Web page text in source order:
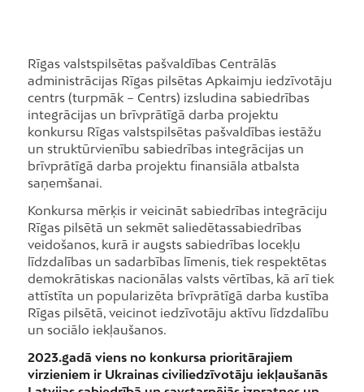
Rīgas valstspilsētas pašvaldības Centrālās
administrācijas Rīgas pilsētas Apkaimju iedzīvotāju
centrs (turpmāk – Centrs) izsludina sabiedrības
integrācijas un brīvprātīgā darba projektu
konkursu Rīgas valstspilsētas pašvaldības iestāžu
un struktūrvienību sabiedrības integrācijas un
brīvprātīgā darba projektu finansiāla atbalsta
saņemšanai.
Konkursa mērķis ir veicināt sabiedrības integrāciju
Rīgas pilsētā un sekmēt saliedētassabiedrības
veidošanos, kurā ir augsts sabiedrības locekļu
līdzdalības un sadarbības līmenis, tiek respektētas
demokrātiskas nacionālas valsts vērtības, kā arī tiek
attīstīta un popularizēta brīvprātīgā darba kustība
Rīgas pilsētā, veicinot iedzīvotāju aktīvu līdzdalību
un sociālo iekļaušanos.
2023.gadā viens no konkursa prioritārajiem
virzieniem ir Ukrainas civiliedzīvotāju iekļaušanās